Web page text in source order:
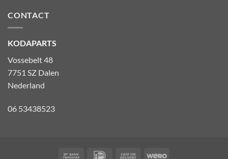
CONTACT
KODAPARTS
Vossebelt 48
7751 SZ Dalen
Nederland
06 53438523
Bank IDeal Cash Wero